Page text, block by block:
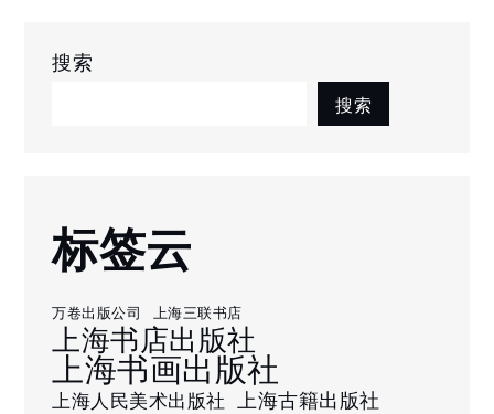
搜索
搜索
标签云
万卷出版公司 上海三联书店
上海书店出版社
上海书画出版社
上海人民美术出版社 上海古籍出版社